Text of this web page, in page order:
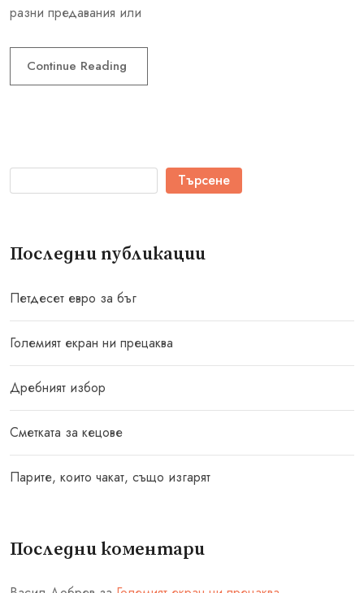
разни предавания или
Continue Reading
Търсене
Последни публикации
Петдесет евро за бъг
Големият екран ни прецаква
Дребният избор
Сметката за кецове
Парите, които чакат, също изгарят
Последни коментари